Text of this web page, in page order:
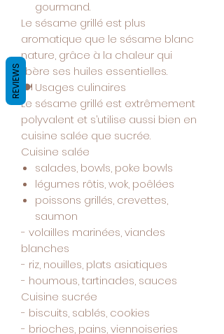
gourmand.
Le sésame grillé est plus
aromatique que le sésame blanc
nature, grâce à la chaleur qui
libère ses huiles essentielles.
🍽️ Usages culinaires
Le sésame grillé est extrêmement
polyvalent et s’utilise aussi bien en
cuisine salée que sucrée.
Cuisine salée
salades, bowls, poke bowls
légumes rôtis, wok, poêlées
poissons grillés, crevettes,
saumon
- volailles marinées, viandes
blanches
- riz, nouilles, plats asiatiques
- houmous, tartinades, sauces
Cuisine sucrée
- biscuits, sablés, cookies
- brioches, pains, viennoiseries
REVIEWS